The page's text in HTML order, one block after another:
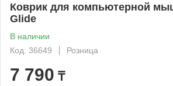
Коврик для компьютерной
Glide
В наличии
Код: 36649
Розница
7 790 ₸